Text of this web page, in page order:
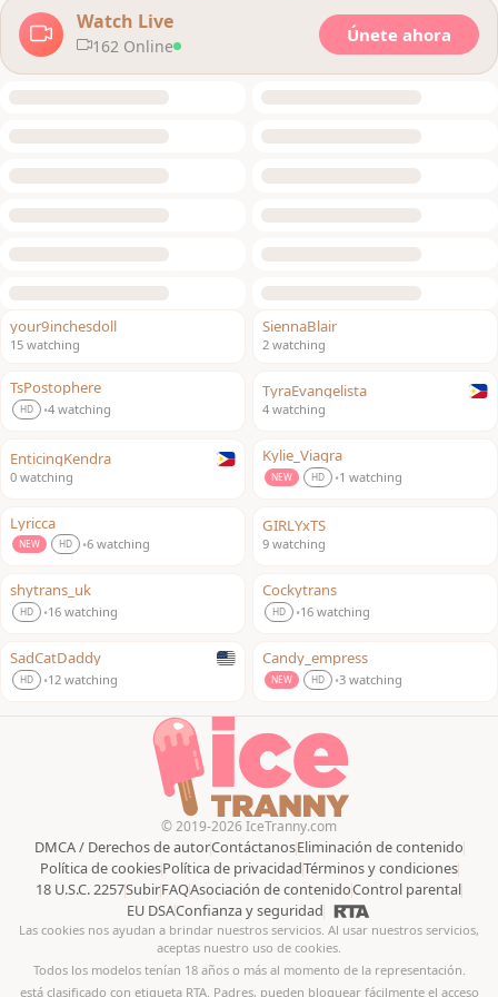
Watch Live
162 Online
Únete ahora
your9inchesdoll
15 watching
SiennaBlair
2 watching
TsPostophere
HD •4 watching
LIVE
TyraEvangelista
4 watching
LIVE
EnticingKendra
0 watching
Kylie_Viagra
NEW HD •1 watching
Lyricca
NEW HD •6 watching
GIRLYxTS
9 watching
shytrans_uk
HD •16 watching
Cockytrans
HD •16 watching
LIVE
SadCatDaddy
HD •12 watching
Candy_empress
NEW HD •3 watching
© 2019-2026 IceTranny.com
DMCA / Derechos de autorContáctanosEliminación de contenido
Política de cookiesPolítica de privacidadTérminos y condiciones
18 U.S.C. 2257SubirFAQAsociación de contenidoControl parental
EU DSAConfianza y seguridad
Las cookies nos ayudan a brindar nuestros servicios. Al usar nuestros servicios,
aceptas nuestro uso de cookies.
Todos los modelos tenían 18 años o más al momento de la representación.
está clasificado con etiqueta RTA. Padres, pueden bloquear fácilmente el acceso